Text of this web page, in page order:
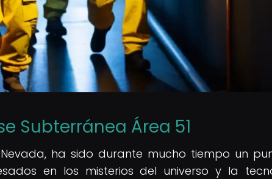
Subterránea Área 51
ha sido durante mucho tiempo un
en los misterios del universo y la